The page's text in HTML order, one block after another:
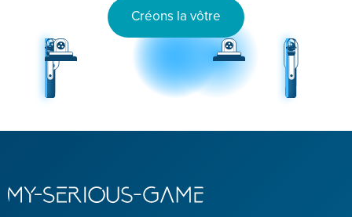
Créons la vôtre